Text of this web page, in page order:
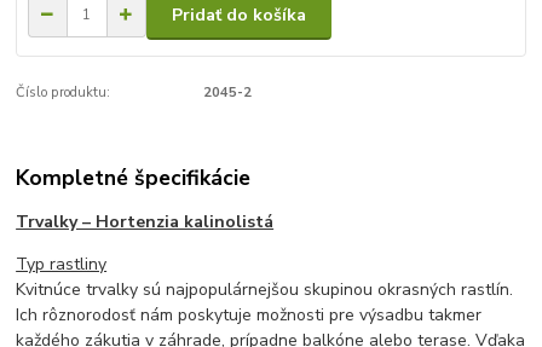
Pridať do košíka
Číslo produktu: 2045-2
Kompletné špecifikácie
Trvalky – Hortenzia kalinolistá
Typ rastliny
Kvitnúce trvalky sú najpopulárnejšou skupinou okrasných rastlín.
Ich rôznorodosť nám poskytuje možnosti pre výsadbu takmer
každého zákutia v záhrade, prípadne balkóne alebo terase. Vďaka